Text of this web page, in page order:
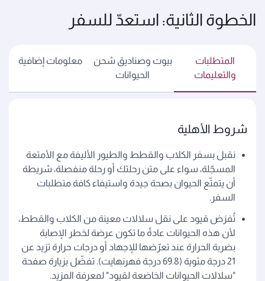
الخطوة الثانية: استعدّ للسفر
المتطلبات
والتعليمات
بيوت وصناديق شحن
الحيوانات
معلومات إضافية
شروط الأهلية
نقبل بسفر الكلاب والقطط والطيور الأليفة مع الأمتعة
المسجّلة، سواء على متن رحلتك أو رحلة منفصلة، شريطة
أن يتمتّع الحيوان بصحة جيدة واستيفاء كافة متطلبات
السفر.
تُفرَض قيود على نقل سلالات معينة من الكلاب والقطط،
لأن هذه الحيوانات عادةً ما تكون عرضة لخطر الإصابة
بضربة الحرارة عند تعرّضها للإجهاد أو درجات حرارة تزيد عن
21 درجة مئوية (69.8 درجة فهرنهايت). تفضّل بزيارة صفحة
"سلالات الحيوانات الخاضعة لقيود" لمعرفة المزيد.